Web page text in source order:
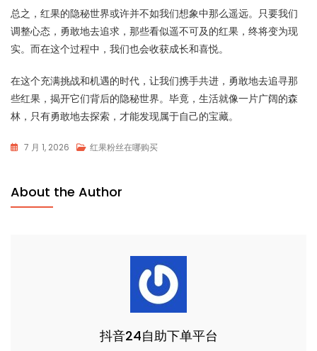
总之，红果的隐秘世界或许并不如我们想象中那么遥远。只要我们
调整心态，勇敢地去追求，那些看似遥不可及的红果，终将变为现
实。而在这个过程中，我们也会收获成长和喜悦。
在这个充满挑战和机遇的时代，让我们携手共进，勇敢地去追寻那
些红果，揭开它们背后的隐秘世界。毕竟，生活就像一片广阔的森
林，只有勇敢地去探索，才能发现属于自己的宝藏。
7 月 1, 2026 红果粉丝在哪购买
About the Author
抖音24自助下单平台